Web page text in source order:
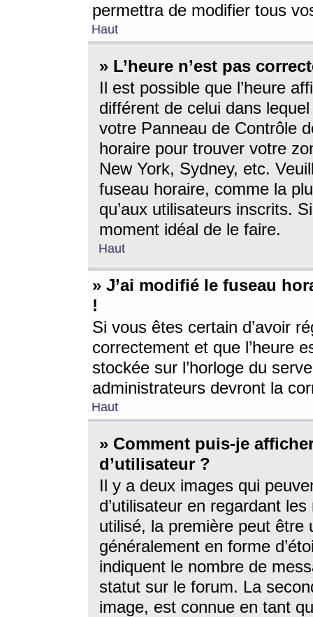
permettra de modifier tous
Haut
» L’heure n’est pas
Il est possible que l’heure
différent de celui dans
votre Panneau de Contrôle
horaire pour trouver votre
New York, Sydney, etc.
fuseau horaire, comme la
qu’aux utilisateurs inscrits.
moment idéal de le faire.
Haut
» J’ai modifié le fuseau
!
Si vous êtes certain d’avoir
correctement et que l’heure
stockée sur l’horloge du
administrateurs devront la
Haut
» Comment puis-je
d’utilisateur ?
Il y a deux images qui
d’utilisateur en regardant
utilisé, la première peut être
généralement en forme
indiquent le nombre de
statut sur le forum. La
image, est connue en tant